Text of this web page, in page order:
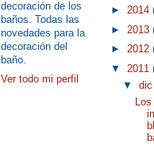
decoración de los
baños. Todas las
novedades para la
decoración del
baño.
Ver todo mi perfil
► 2014
► 2013
► 2012
▼ 2011
▼
Los